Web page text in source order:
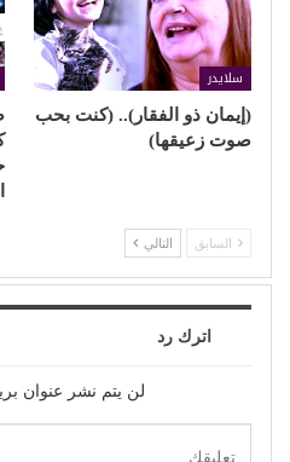
سلايدر
(إيمان ذو الفقار).. (كنت بحب
صوت زعيقها)
السابق التالي
اترك رد
لن يتم نشر عنوان